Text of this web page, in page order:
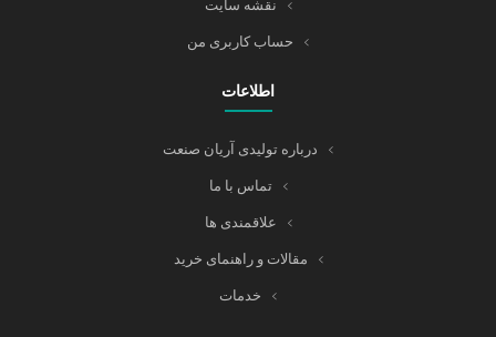
نقشه سایت
حساب کاربری من
اطلاعات
درباره تولیدی آریان صنعت
تماس با ما
علاقمندی ها
مقالات و راهنمای خرید
خدمات